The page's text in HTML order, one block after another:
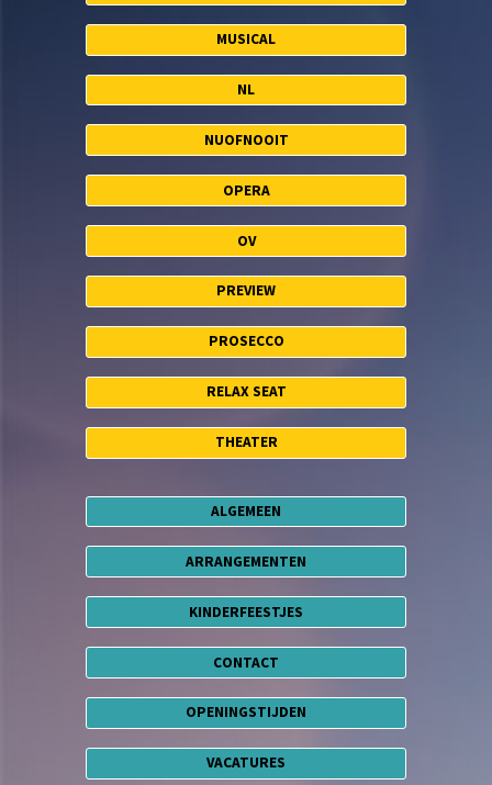
MUSICAL
NL
NUOFNOOIT
OPERA
OV
PREVIEW
PROSECCO
RELAX SEAT
THEATER
ALGEMEEN
ARRANGEMENTEN
KINDERFEESTJES
CONTACT
OPENINGSTIJDEN
VACATURES